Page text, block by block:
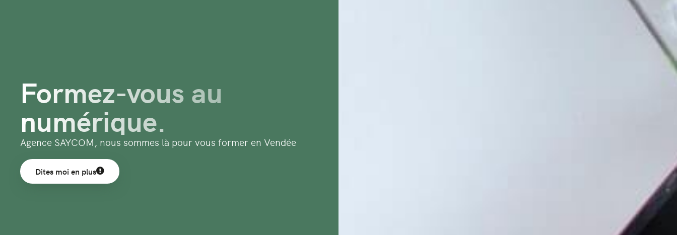
Formez-vous au
numérique.
Agence SAYCOM, nous sommes là pour vous former en Vendée
Dites moi en plus